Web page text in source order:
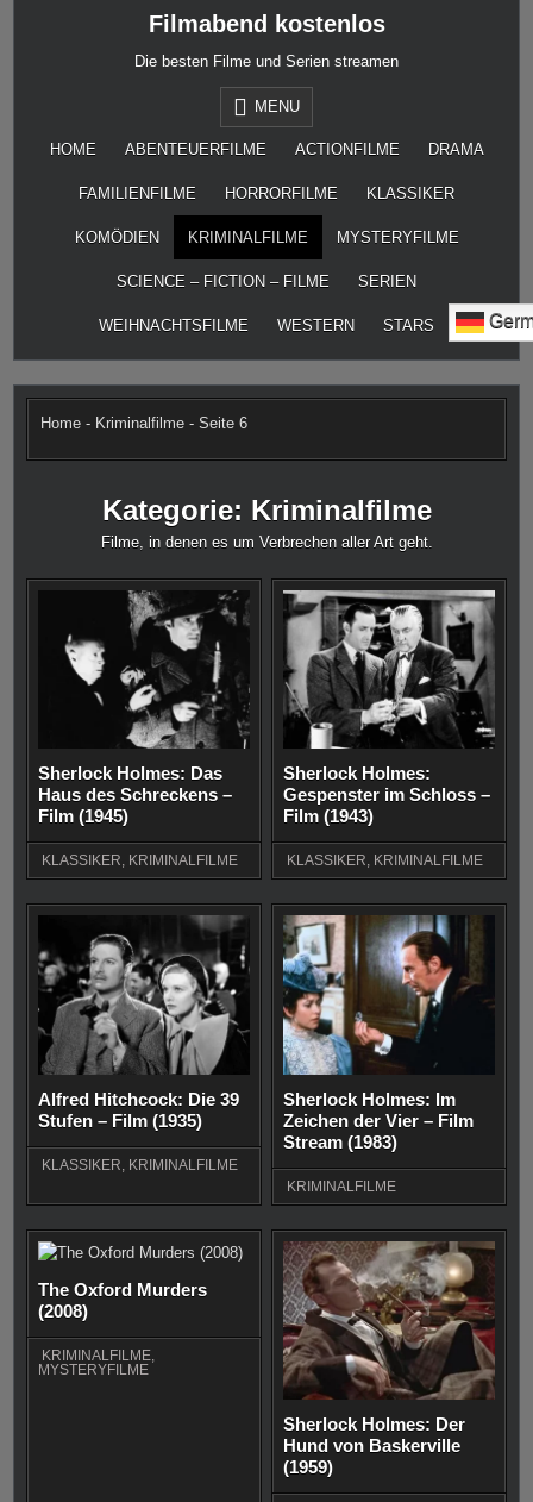
Filmabend kostenlos
Die besten Filme und Serien streamen
MENU
HOME ABENTEUERFILME ACTIONFILME DRAMA
FAMILIENFILME HORRORFILME KLASSIKER
KOMÖDIEN KRIMINALFILME MYSTERYFILME
SCIENCE – FICTION – FILME SERIEN
WEIHNACHTSFILME WESTERN STARS
Home - Kriminalfilme -Seite 6
Kategorie: Kriminalfilme
Filme, in denen es um Verbrechen aller Art geht.
Sherlock Holmes: Das
Haus des Schreckens –
Film (1945)
KLASSIKER, KRIMINALFILME
Sherlock Holmes:
Gespenster im Schloss –
Film (1943)
KLASSIKER, KRIMINALFILME
Alfred Hitchcock: Die 39
Stufen – Film (1935)
KLASSIKER KRIMINALFILME
Sherlock Holmes: Im
Zeichen der Vier – Film
Stream (1983)
KRIMINALFILME
The Oxford Murders
(2008)
KRIMINALFILME
MYSTERYFILME
Sherlock Holmes: Der
Hund von Baskerville
(1959)